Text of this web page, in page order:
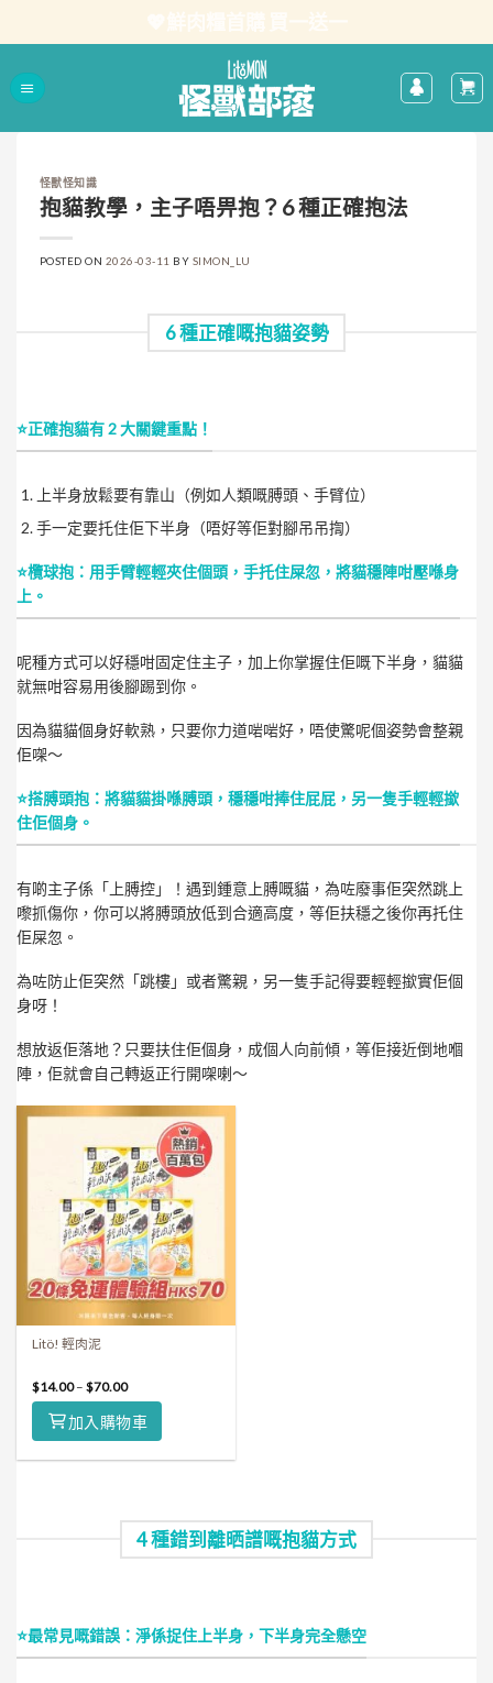
怪獸怪知識
抱貓教學，主子唔畀抱？6 種正確抱法
POSTED ON 2026-03-11 BY SIMON_LU
6 種正確嘅抱貓姿勢
⭐正確抱貓有 2 大關鍵重點！
上半身放鬆要有靠山（例如人類嘅膊頭、手臂位）
手一定要托住佢下半身（唔好等佢對腳吊吊揈）
⭐欖球抱：用手臂輕輕夾住個頭，手托住屎忽，將貓穩陣咁壓喺身
上。
呢種方式可以好穩咁固定住主子，加上你掌握住佢嘅下半身，貓貓
就無咁容易用後腳踢到你。
因為貓貓個身好軟熟，只要你力道啱啱好，唔使驚呢個姿勢會整親
佢㗎～
⭐搭膊頭抱：將貓貓掛喺膊頭，穩穩咁捧住屁屁，另一隻手輕輕撳
住佢個身。
有啲主子係「上膊控」！遇到鍾意上膊嘅貓，為咗廢事佢突然跳上
嚟抓傷你，你可以將膊頭放低到合適高度，等佢扶穩之後你再托住
佢屎忽。
為咗防止佢突然「跳樓」或者驚親，另一隻手記得要輕輕撳實佢個
身呀！
想放返佢落地？只要扶住佢個身，成個人向前傾，等佢接近倒地嗰
陣，佢就會自己轉返正行開㗎喇～
Litö! 輕肉泥
$14.00–$70.00
加入購物車
4 種錯到離晒譜嘅抱貓方式
⭐最常見嘅錯誤：淨係捉住上半身，下半身完全懸空